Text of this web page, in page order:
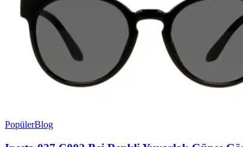
PopülerBlog